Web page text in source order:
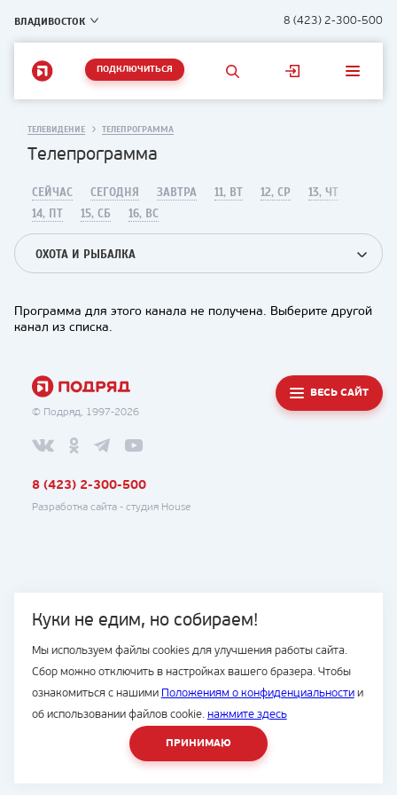
ВЛАДИВОСТОК 8 (423) 2-300-500
ПОДКЛЮЧИТЬСЯ
Куки не едим, но собираем!
Мы используем файлы cookies для улучшения работы сайта.
Сбор можно отключить в настройках вашего бразера. Чтобы
ознакомиться с нашими Положениям о конфиденциальностии
об использовании файлов cookie. нажмите здесь
ПРИНИМАЮ
ТЕЛЕВИДЕНИЕ ТЕЛЕПРОГРАММА
Телепрограмма
СЕЙЧАС СЕГОДНЯ ЗАВТРА 11, ВТ 12, СР
13, ЧТ
14, ПТ
15, СБ 16, ВС
ОХОТА И РЫБАЛКА
Программа для этого канала не получена. Выберите другой
канал из списка.
© Подряд, 1997-2026
ВЕСЬ САЙТ
8 (423) 2-300-500
Разработка сайта - студия House